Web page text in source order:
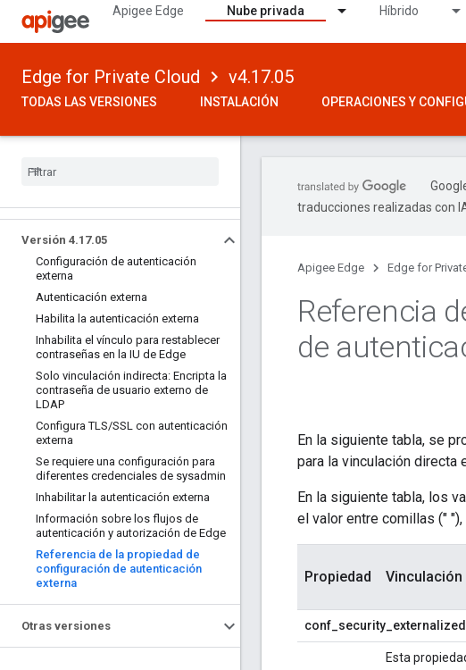
Apigee Edge Nube privada Híbrido
Edge for Private Cloud v4.17.05
TODAS LAS VERSIONES INSTALACIÓN OPERACIONES Y
Versión 4.17.05
Configuración de autenticación
externa
Autenticación externa
Habilita la autenticación externa
Inhabilita el vínculo para restablecer
contraseñas en la IU de Edge
Solo vinculación indirecta: Encripta la
contraseña de usuario externo de
LDAP
Configura TLS/SSL con autenticación
externa
Se requiere una configuración para
diferentes credenciales de sysadmin
Inhabilitar la autenticación externa
Información sobre los flujos de
autenticación y autorización de Edge
Referencia de la propiedad de
configuración de autenticación
externa
Otras versiones
traducciones realizadas con
Apigee Edge Edge for
Referencia
de
En la siguiente tabla, se
para la vinculación directa
En la siguiente tabla, los
el valor entre comillas ("
Propiedad Vinculación
Esta